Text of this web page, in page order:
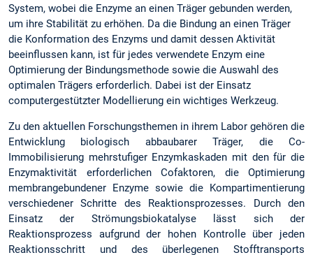
System, wobei die Enzyme an einen Träger gebunden werden,
um ihre Stabilität zu erhöhen. Da die Bindung an einen Träger
die Konformation des Enzyms und damit dessen Aktivität
beeinflussen kann, ist für jedes verwendete Enzym eine
Optimierung der Bindungsmethode sowie die Auswahl des
optimalen Trägers erforderlich. Dabei ist der Einsatz
computergestützter Modellierung ein wichtiges Werkzeug.
Zu den aktuellen Forschungsthemen in ihrem Labor gehören die
Entwicklung biologisch abbaubarer Träger, die Co-
Immobilisierung mehrstufiger Enzymkaskaden mit den für die
Enzymaktivität erforderlichen Cofaktoren, die Optimierung
membrangebundener Enzyme sowie die Kompartimentierung
verschiedener Schritte des Reaktionsprozesses. Durch den
Einsatz der Strömungsbiokatalyse lässt sich der
Reaktionsprozess aufgrund der hohen Kontrolle über jeden
Reaktionsschritt und des überlegenen Stofftransports